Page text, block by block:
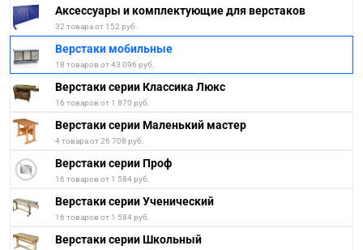
Аксессуары и комплектующие для верстаков
32 товара от 152 руб.
Верстаки мобильные
18 товаров от 43 096 руб.
Верстаки серии Классика Люкс
16 товаров от 1 870 руб.
Верстаки серии Маленький мастер
4 товара от 26 708 руб.
Верстаки серии Проф
16 товаров от 1 584 руб.
Верстаки серии Ученический
16 товаров от 1 584 руб.
Верстаки серии Школьный